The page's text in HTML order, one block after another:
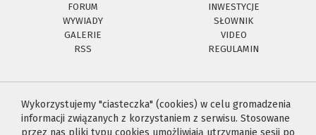
FORUM
INWESTYCJE
WYWIADY
SŁOWNIK
GALERIE
VIDEO
RSS
REGULAMIN
Wykorzystujemy "ciasteczka" (cookies) w celu gromadzenia
informacji związanych z korzystaniem z serwisu. Stosowane
przez nas pliki typu cookies umożliwiają utrzymanie sesji po